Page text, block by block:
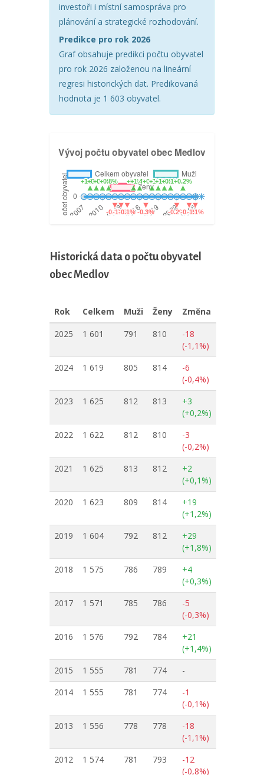
investoři i místní samospráva pro
plánování a strategické rozhodování.
Predikce pro rok 2026
Graf obsahuje predikci počtu obyvatel
pro rok 2026 založenou na lineární
regresi historických dat. Predikovaná
hodnota je 1 603 obyvatel.
Historická data o počtu obyvatel
obec Medlov
Rok Celkem Muži Ženy
Změna
2025
1 601 791 810
-18
(-1,1%)
2024
1 619 805 814
-6
(-0,4%)
2023
1 625 812 813
+3
(+0,2%)
2022
1 622 812 810
-3
(-0,2%)
2021
1 625 813 812
+2
(+0,1%)
2020
1 623 809 814
+19
(+1,2%)
2019
1 604 792 812
+29
(+1,8%)
2018
1 575 786 789
+4
(+0,3%)
2017
1 571 785 786
-5
(-0,3%)
2016
1 576 792 784
+21
(+1,4%)
2015
1 555 781 774
-
2014
1 555 781 774
-1
(-0,1%)
2013
1 556 778 778
-18
(-1,1%)
2012
1 574 781 793
-12
(-0,8%)